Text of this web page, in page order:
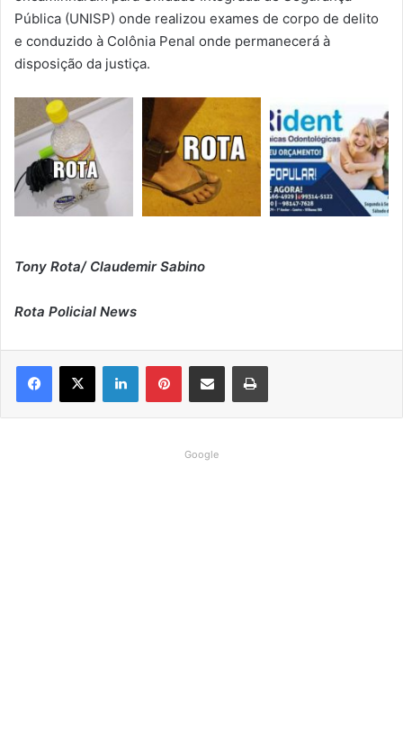
Pública (UNISP) onde realizou exames de corpo de delito
e conduzido à Colônia Penal onde permanecerá à
disposição da justiça.
Tony Rota/ Claudemir Sabino
Rota Policial News
Google